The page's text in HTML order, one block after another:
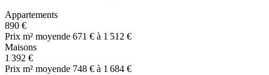
Appartements
890 €
Prix m² moyende 671 € à 1 512 €
Maisons
1 392 €
Prix m² moyende 748 € à 1 684 €